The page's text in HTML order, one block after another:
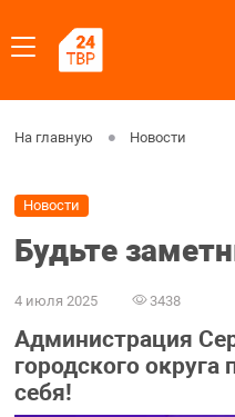
На главную Новости
Новости
Будьте
4 июля 2025 3438
Администрация
городского округа
себя!